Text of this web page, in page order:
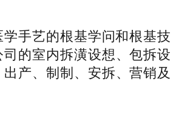
手艺的根基学问和根基技
的室内拆潢设想、包拆设
产、制制、安拆、营销及